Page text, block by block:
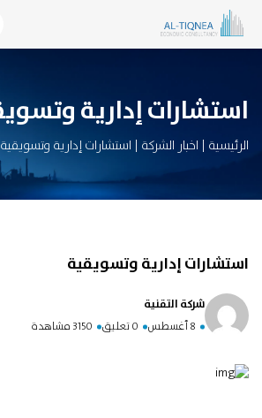
استشارات إدارية
الرئيسية | اخبار الشركة | استشارات إدارية وتسويقية
استشارات إدارية وتسويقية
شركة التقنية
8 أغسطس 0 تعليق 3150 مشاهدة